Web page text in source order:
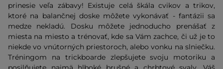
prinesie veľa zábavy! Existuje celá škála cvikov a trikov,
ktoré na balančnej doske môžete vykonávať - fantázii sa
medze nekladú. Dosku môžete jednoducho prenášať z
miesta na miesto a trénovať, kde sa Vám zachce, či už je to
niekde vo vnútorných priestoroch, alebo vonku na slniečku.
Tréningom na trickboarde zlepšujete svoju motoriku a